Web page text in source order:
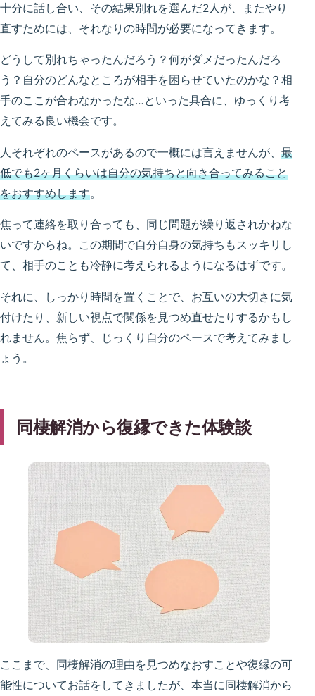
十分に話し合い、その結果別れを選んだ2人が、またやり
直すためには、それなりの時間が必要になってきます。
どうして別れちゃったんだろう？何がダメだったんだろ
う？自分のどんなところが相手を困らせていたのかな？相
手のここが合わなかったな…といった具合に、ゆっくり考
えてみる良い機会です。
人それぞれのペースがあるので一概には言えませんが、 最
低でも2ヶ月くらいは自分の気持ちと向き合ってみること
をおすすめします。
焦って連絡を取り合っても、同じ問題が繰り返されかねな
いですからね。この期間で自分自身の気持ちもスッキリし
て、相手のことも冷静に考えられるようになるはずです。
それに、しっかり時間を置くことで、お互いの大切さに気
付けたり、新しい視点で関係を見つめ直せたりするかもし
れません。焦らず、じっくり自分のペースで考えてみまし
ょう。
同棲解消から復縁できた体験談
ここまで、同棲解消の理由を見つめなおすことや復縁の可
能性についてお話をしてきましたが、本当に同棲解消から